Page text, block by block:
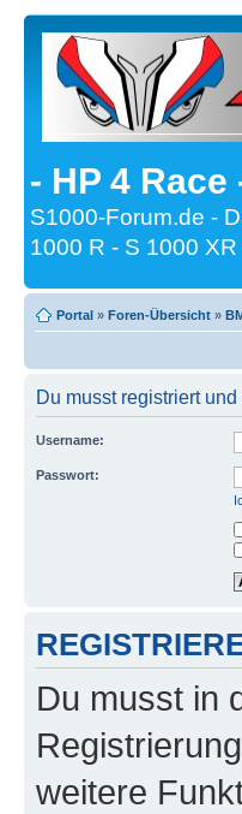
- HP 4 Race
S1000-Forum.de -
1000 R - S 1000
Portal » Foren-Übersicht »
Du musst registriert
Username:
Passwort:
Du musst in
weitere